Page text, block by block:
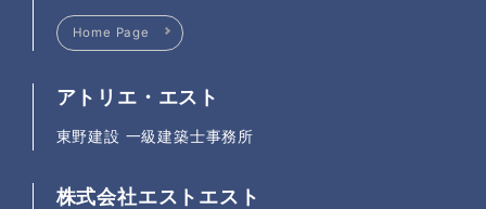
Home Page
アトリエ・エスト
東野建設 一級建築士事務所
株式会社エストエスト